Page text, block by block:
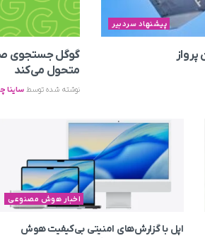
پیشنهاد سردبیر
متحول می‌کند
نوشته شده توسط ساینا
اخبار هوش مصنوعی
اپل با گزارش‌های امنیتی بی‌کیفیت هوش